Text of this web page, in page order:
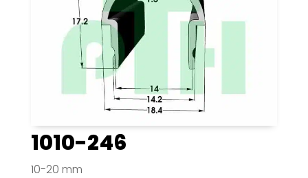
1010-246
10-20 mm